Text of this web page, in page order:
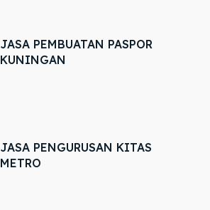
JASA PEMBUATAN PASPOR
KUNINGAN
JASA PENGURUSAN KITAS
METRO